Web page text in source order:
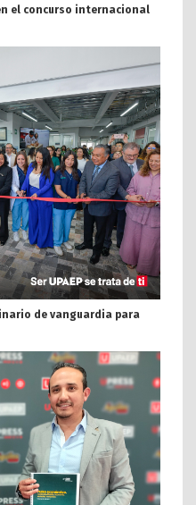
el concurso internacional
de vanguardia para